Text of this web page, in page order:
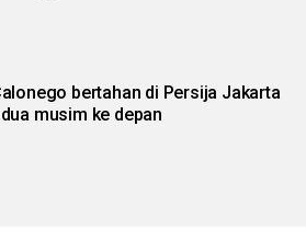
bertahan di Persija Jakarta
musim ke depan